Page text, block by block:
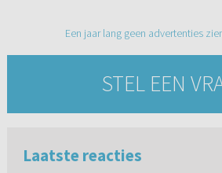
Een jaar lang geen advertenties
STEL EEN
Laatste reacties